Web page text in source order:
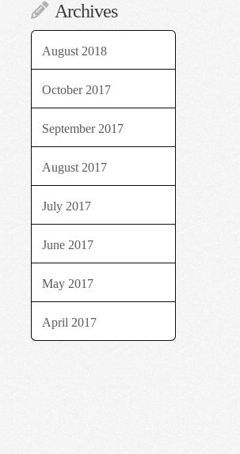
Archives
August 2018
October 2017
September 2017
August 2017
July 2017
June 2017
May 2017
April 2017